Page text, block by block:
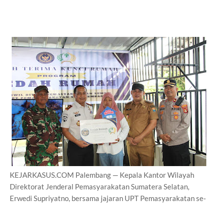
KEJARKASUS.COM Palembang — Kepala Kantor Wilayah
Direktorat Jenderal Pemasyarakatan Sumatera Selatan,
Erwedi Supriyatno, bersama jajaran UPT Pemasyarakatan se-